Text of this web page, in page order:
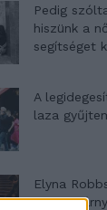
Pedig
hiszünk a
segítséget
A
laza
Elyna
örökölt